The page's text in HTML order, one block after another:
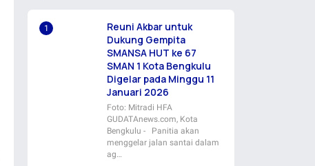
Reuni Akbar untuk
Dukung Gempita
SMANSA HUT ke 67
SMAN 1 Kota Bengkulu
Digelar pada Minggu 11
Januari 2026
Foto: Mitradi HFA
GUDATAnews.com, Kota
Bengkulu - Panitia akan
menggelar jalan santai dalam
ag…